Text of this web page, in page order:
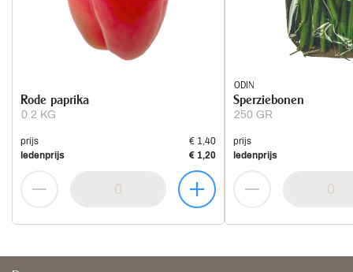
0.2 KG
Rode paprika
prijs
€ 1,40
ledenprijs
€ 1,20
ODIN
250 GR
Sperziebonen
prijs
ledenprijs